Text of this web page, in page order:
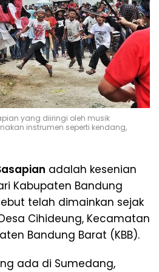
yang diiringi oleh musik
instrumen seperti kendang,
adalah kesenian
Kabupaten Bandung
telah dimainkan sejak
Cihideung, Kecamatan
Bandung Barat (KBB).
ada di Sumedang,